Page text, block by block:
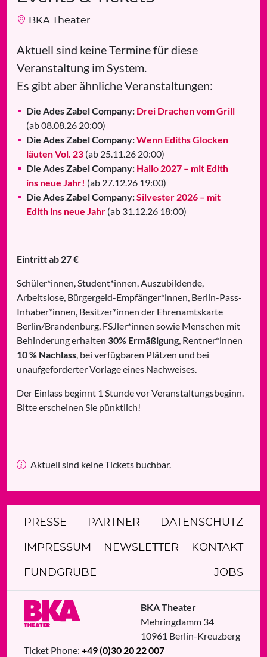
BKA Theater
Aktuell sind keine Termine für diese
Veranstaltung im System.
Es gibt aber ähnliche Veranstaltungen:
Die Ades Zabel Company: Drei Drachen vom Grill
(ab 08.08.26 20:00)
Die Ades Zabel Company:Wenn Ediths Glocken
läuten Vol. 23 (ab 25.11.26 20:00)
Die Ades Zabel Company: Hallo 2027 – mit Edith
ins neue Jahr! (ab 27.12.26 19:00)
Die Ades Zabel Company:Silvester 2026 – mit
Edith ins neue Jahr (ab 31.12.26 18:00)
Eintritt ab 27 €
Schüler*innen, Student*innen, Auszubildende,
Arbeitslose, Bürgergeld-Empfänger*innen, Berlin-Pass-
Inhaber*innen, Besitzer*innen der Ehrenamtskarte
Berlin/Brandenburg, FSJler*innen sowie Menschen mit
Behinderung erhalten 30% Ermäßigung , Rentner*innen
10 % Nachlass , bei verfügbaren Plätzen und bei
unaufgeforderter Vorlage eines Nachweises.
Der Einlass beginnt 1 Stunde vor Veranstaltungsbeginn.
Bitte erscheinen Sie pünktlich!
Aktuell sind keine Tickets buchbar.
PRESSE PARTNER DATENSCHUTZ
IMPRESSUM NEWSLETTER KONTAKT
FUNDGRUBE JOBS
BKA Theater
Mehringdamm 34
10961 Berlin-Kreuzberg
Ticket Phone: +49 (0)30 20 22 007